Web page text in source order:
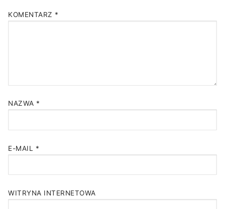
KOMENTARZ *
NAZWA *
E-MAIL *
WITRYNA INTERNETOWA